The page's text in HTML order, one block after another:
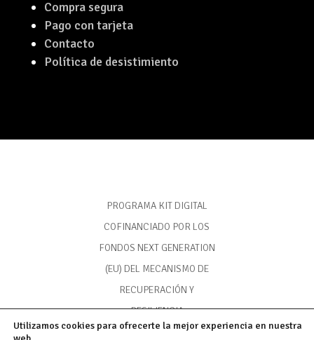
Compra segura
Pago con tarjeta
Contacto
Política de desistimiento
PROGRAMA KIT DIGITAL
COFINANCIADO POR LOS
FONDOS NEXT GENERATION
(EU) DEL MECANISMO DE
RECUPERACIÓN Y
RESILIENCIA
Utilizamos cookies para ofrecerte la mejor experiencia en nuestra